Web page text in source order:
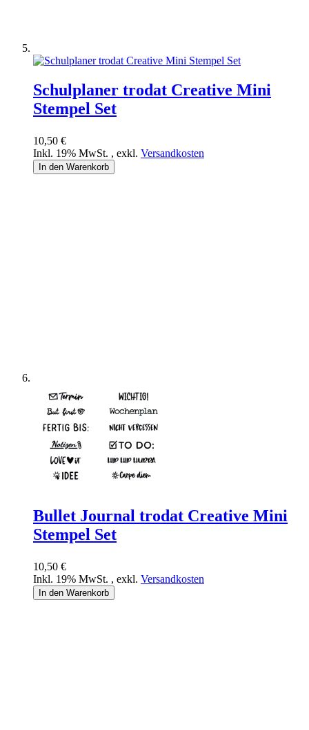
Schulplaner trodat Creative Mini
Stempel Set
10,50 €
Inkl. 19% MwSt. , exkl. Versandkosten
In den Warenkorb
Bullet Journal trodat Creative Mini
Stempel Set
10,50 €
Inkl. 19% MwSt. , exkl. Versandkosten
In den Warenkorb